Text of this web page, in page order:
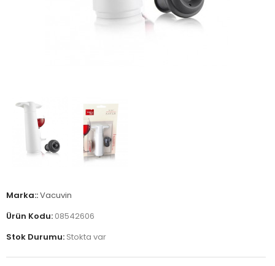
Marka::Vacuvin
Ürün Kodu: 08542606
Stok Durumu: Stokta var